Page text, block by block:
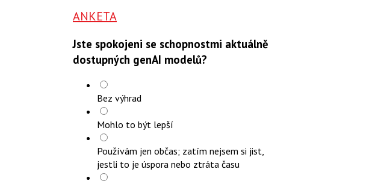
ANKETA
Jste spokojeni se schopnostmi aktuálně
dostupných genAI modelů?
Bez výhrad
Mohlo to být lepší
Používám jen občas; zatím nejsem si jist,
jestli to je úspora nebo ztráta času